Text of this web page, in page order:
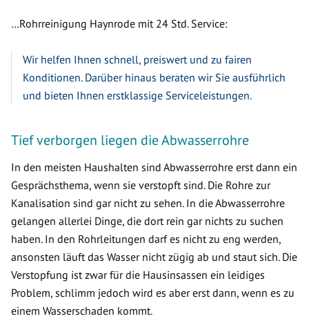
…Rohrreinigung Haynrode mit 24 Std. Service:
Wir helfen Ihnen schnell, preiswert und zu fairen
Konditionen. Darüber hinaus beraten wir Sie ausführlich
und bieten Ihnen erstklassige Serviceleistungen.
Tief verborgen liegen die Abwasserrohre
In den meisten Haushalten sind Abwasserrohre erst dann ein
Gesprächsthema, wenn sie verstopft sind. Die Rohre zur
Kanalisation sind gar nicht zu sehen. In die Abwasserrohre
gelangen allerlei Dinge, die dort rein gar nichts zu suchen
haben. In den Rohrleitungen darf es nicht zu eng werden,
ansonsten läuft das Wasser nicht zügig ab und staut sich. Die
Verstopfung ist zwar für die Hausinsassen ein leidiges
Problem, schlimm jedoch wird es aber erst dann, wenn es zu
einem Wasserschaden kommt.